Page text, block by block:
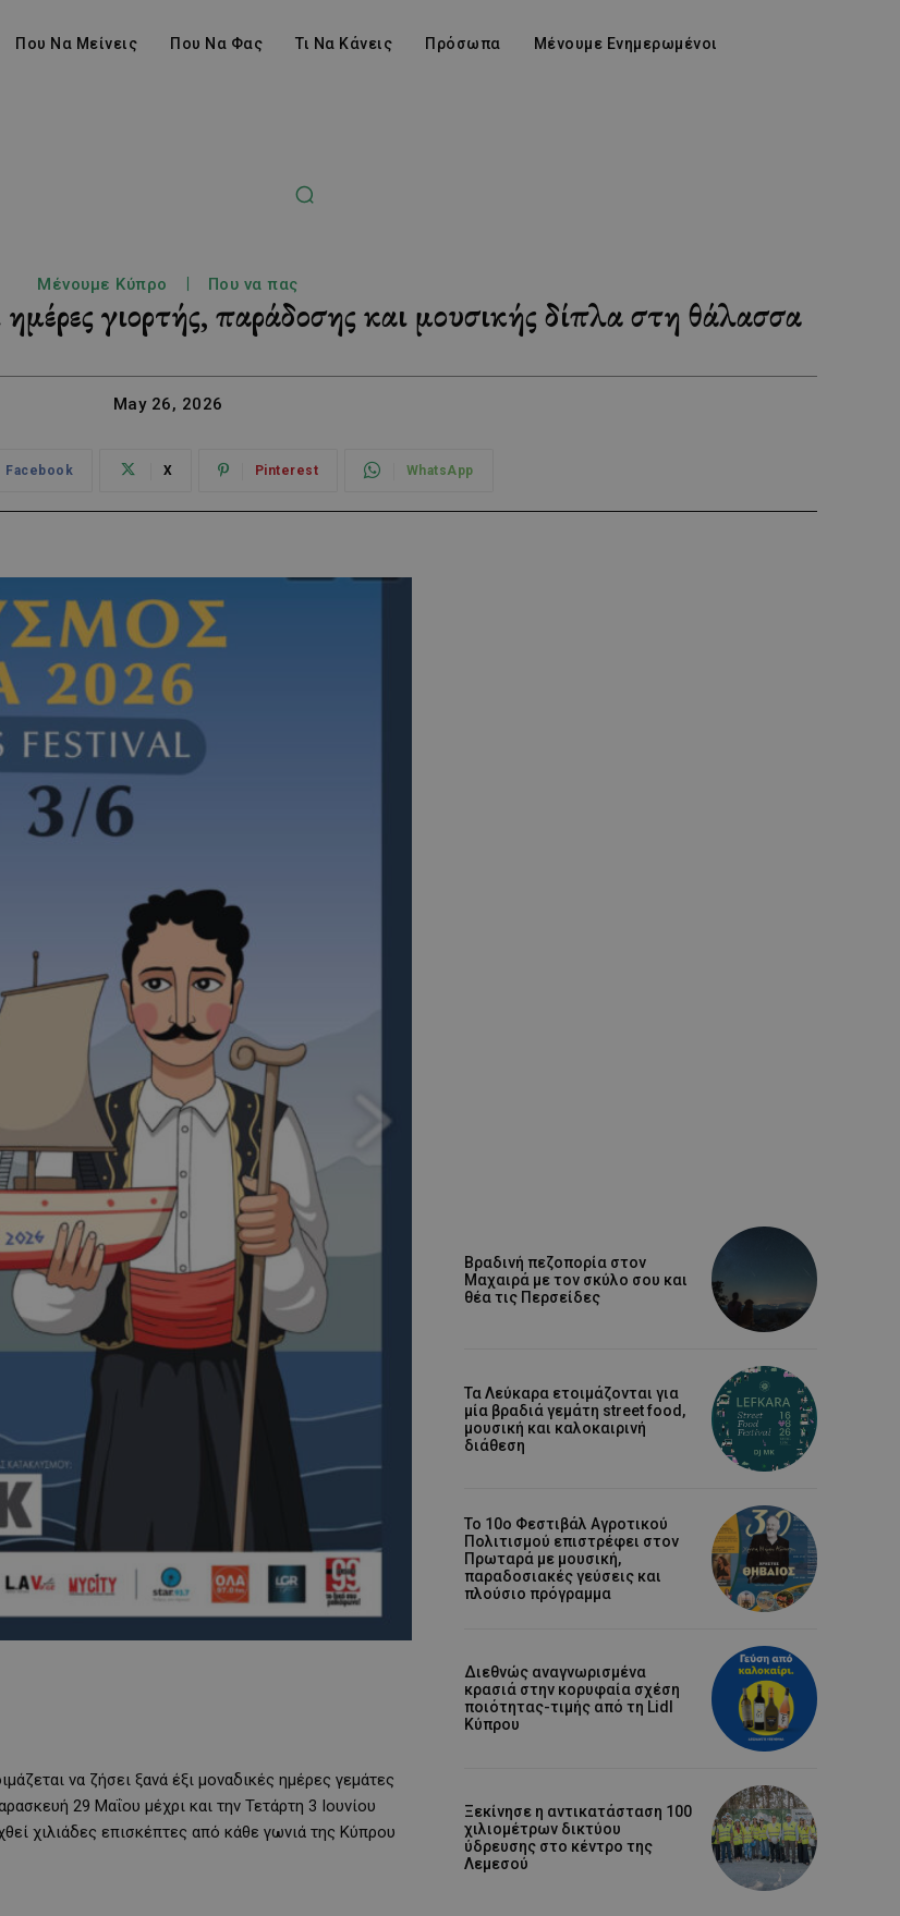
Που Να Μείνεις Που Να Φας Τι Να Κάνεις Πρόσωπα Μένουμε Ενημερωμένοι
Μένουμε Κύπρο Που να πας
γιορτής, παράδοσης και μουσικής δίπλα στη θάλασσα
May 26, 2026
Facebook X Pinterest WhatsApp
να ζήσει ξανά έξι μοναδικές ημέρες γεμάτες
29 Μαΐου μέχρι και την Τετάρτη 3 Ιουνίου
χιλιάδες επισκέπτες από κάθε γωνιά της Κύπρου
Βραδινή πεζοπορία στον
Μαχαιρά με τον σκύλο σου και
θέα τις Περσείδες
Τα Λεύκαρα ετοιμάζονται για
μία βραδιά γεμάτη street food,
μουσική και καλοκαιρινή
διάθεση
Το 10ο Φεστιβάλ Αγροτικού
Πολιτισμού επιστρέφει στον
Πρωταρά με μουσική,
παραδοσιακές γεύσεις και
πλούσιο πρόγραμμα
Διεθνώς αναγνωρισμένα
κρασιά στην κορυφαία σχέση
ποιότητας-τιμής από τη Lidl
Κύπρου
Ξεκίνησε η αντικατάσταση 100
χιλιομέτρων δικτύου
ύδρευσης στο κέντρο της
Λεμεσού